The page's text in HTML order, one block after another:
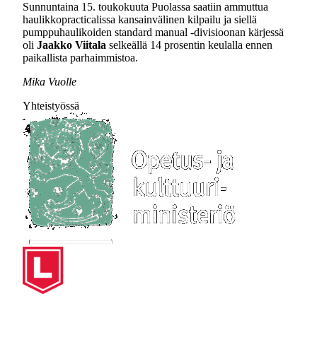
Sunnuntaina 15. toukokuuta Puolassa saatiin ammuttua
haulikkopracticalissa kansainvälinen kilpailu ja siellä
pumppuhaulikoiden standard manual -divisioonan kärjessä
oli Jaakko Viitala selkeällä 14 prosentin keulalla ennen
paikallista parhaimmistoa.
Mika Vuolle
Yhteistyössä